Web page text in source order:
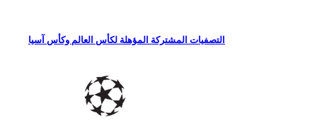
التصفيات المشتركة المؤهلة لكأس العالم وكأس آسيا